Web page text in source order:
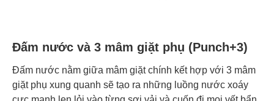
Đấm nước và 3 mâm giặt phụ (Punch+3)
Đấm nước nằm giữa mâm giặt chính kết hợp với 3 mâm
giặt phụ xung quanh sẽ tạo ra những luồng nước xoáy